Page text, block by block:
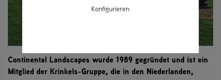
Continental Landscapes wurde 1989 gegründet und ist ein
Mitglied der Krinkels-Gruppe, die in den Niederlanden,
Konfigurieren